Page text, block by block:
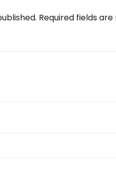
Required fields